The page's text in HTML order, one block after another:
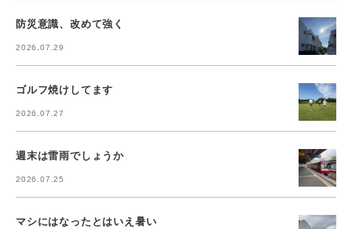
防災意識、改めて強く
2026.07.29
ゴルフ焼けしてます
2026.07.27
週末は雷雨でしょうか
2026.07.25
マシにはなったとはいえ暑い